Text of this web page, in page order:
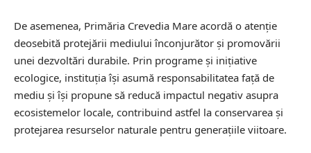
De asemenea, Primăria Crevedia Mare acordă o atenție
deosebită protejării mediului înconjurător și promovării
unei dezvoltări durabile. Prin programe și inițiative
ecologice, instituția își asumă responsabilitatea față de
mediu și își propune să reducă impactul negativ asupra
ecosistemelor locale, contribuind astfel la conservarea și
protejarea resurselor naturale pentru generațiile viitoare.